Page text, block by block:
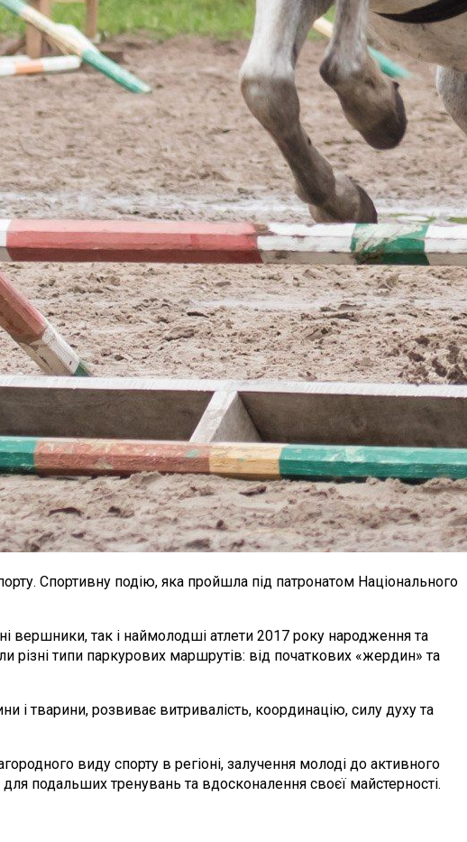
Спортивну подію, яка пройшла під патронатом Національного
вершники, так і наймолодші атлети 2017 року народження та
різні типи паркурових маршрутів: від початкових «жердин» та
і тварини, розвиває витривалість, координацію, силу духу та
виду спорту в регіоні, залучення молоді до активного
подальших тренувань та вдосконалення своєї майстерності.